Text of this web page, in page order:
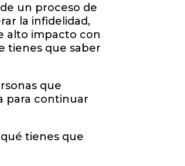
un proceso de
la infidelidad,
alto impacto con
tienes que saber
que
para continuar
tienes que